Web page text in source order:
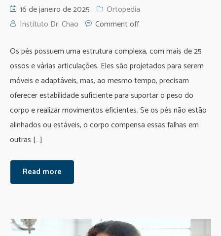
16 de janeiro de 2025
Ortopedia
Instituto Dr. Chao
Comment off
Os pés possuem uma estrutura complexa, com mais de 25
ossos e várias articulações. Eles são projetados para serem
móveis e adaptáveis, mas, ao mesmo tempo, precisam
oferecer estabilidade suficiente para suportar o peso do
corpo e realizar movimentos eficientes. Se os pés não estão
alinhados ou estáveis, o corpo compensa essas falhas em
outras […]
Read more